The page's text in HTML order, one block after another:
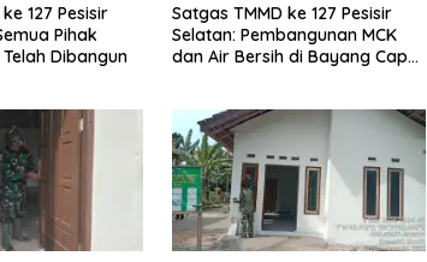
127 Pesisir
Pihak
Dibangun
Satgas TMMD ke 127 Pesisir
Selatan: Pembangunan MCK
dan Air Bersih di Bayang Capai